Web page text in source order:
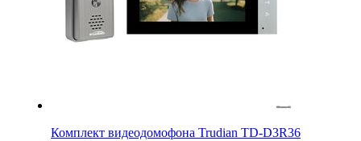
Комплект видеодомофона Trudian TD-D3R36